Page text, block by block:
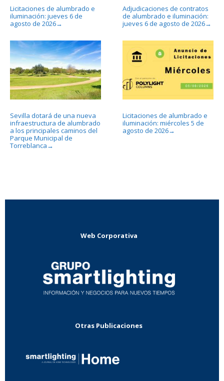
Licitaciones de alumbrado e
iluminación: jueves 6 de
agosto de 2026→
Adjudicaciones de contratos
de alumbrado e iluminación:
jueves 6 de agosto de 2026→
Sevilla dotará de una nueva
infraestructura de alumbrado
a los principales caminos del
Parque Municipal de
Torreblanca →
Licitaciones de alumbrado e
iluminación: miércoles 5 de
agosto de 2026→
Web Corporativa
Otras Publicaciones